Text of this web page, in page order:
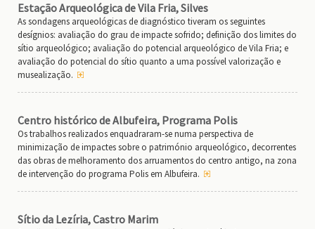
Estação Arqueológica de Vila Fria, Silves
As sondagens arqueológicas de diagnóstico tiveram os seguintes
desígnios: avaliação do grau de impacte sofrido; definição dos limites do
sítio arqueológico; avaliação do potencial arqueológico de Vila Fria; e
avaliação do potencial do sítio quanto a uma possível valorização e
musealização.
Centro histórico de Albufeira, Programa Polis
Os trabalhos realizados enquadraram-se numa perspectiva de
minimização de impactes sobre o património arqueológico, decorrentes
das obras de melhoramento dos arruamentos do centro antigo, na zona
de intervenção do programa Polis em Albufeira.
Sítio da Lezíria, Castro Marim